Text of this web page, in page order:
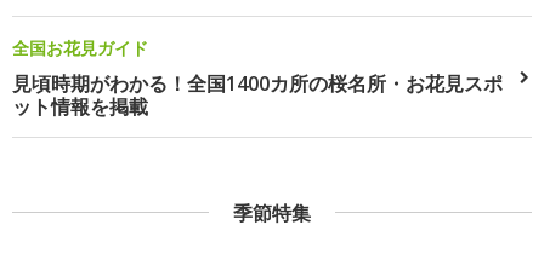
全国お花見ガイド
見頃時期がわかる！全国1400カ所の桜名所・お花見スポ
ット情報を掲載
季節特集